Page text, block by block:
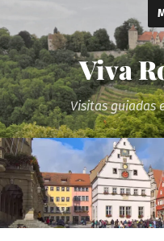
Viva
Visitas guiadas